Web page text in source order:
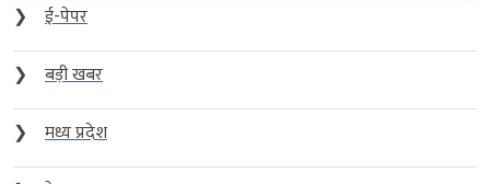
❯
ई-पेपर
❯
बड़ी खबर
❯
मध्य प्रदेश